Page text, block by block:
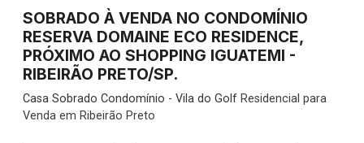
SOBRADO À VENDA NO CONDOMÍNIO
RESERVA DOMAINE ECO RESIDENCE,
PRÓXIMO AO SHOPPING IGUATEMI -
RIBEIRÃO PRETO/SP.
Casa Sobrado Condomínio - Vila do Golf Residencial para
Venda em Ribeirão Preto